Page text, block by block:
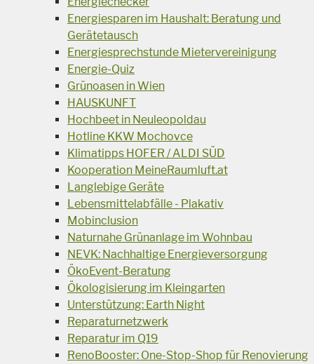
Energiesparen im Haushalt: Beratung und
Gerätetausch
Energiesprechstunde Mietervereinigung
Energie-Quiz
Grünoasen in Wien
HAUSKUNFT
Hochbeet in Neuleopoldau
Hotline KKW Mochovce
Klimatipps HOFER / ALDI SÜD
Kooperation MeineRaumluft.at
Langlebige Geräte
Lebensmittelabfälle - Plakativ
Mobinclusion
Naturnahe Grünanlage im Wohnbau
NEVK: Nachhaltige Energieversorgung
ÖkoEvent-Beratung
Ökologisierung im Kleingarten
Unterstützung: Earth Night
Reparaturnetzwerk
Reparatur im Q19
RenoBooster: One-Stop-Shop für Renovierung